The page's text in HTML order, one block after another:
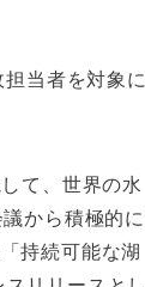
当者を対象に
て、世界の水
から積極的に
持続可能な湖